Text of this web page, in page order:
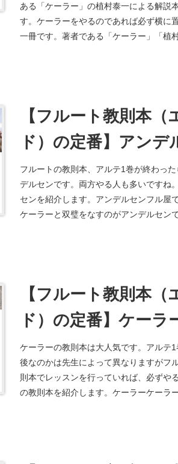
ある「ケーラー」の植村泰一による解説
す。ケーラーをやるのであれば必ず横に
一冊です。著者である「ケーラー」「植
【フルート教則本（
ド）の定番】アンデ
フルートの教則本、アルテ1巻が終わっ
デルセンです。両方やる人も多いですね
センを紹介します。アンデルセンフル屋
ケーラーと双璧をなすのがアンデルセン
【フルート教則本（
ド）の定番】ケーラ
ケーラーの教則本は大人気です。アルテ
後なのかは先生によって異なりますがフ
則本でレッスンを行っていれば、必ずや
の教則本を紹介します。ケーラーケーラ